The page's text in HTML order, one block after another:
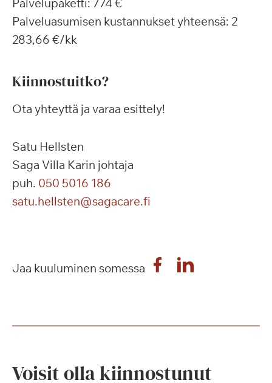
Palvelupaketti: 774 €
Palveluasumisen kustannukset yhteensä: 2
283,66 €/kk
Kiinnostuitko?
Ota yhteyttä ja varaa esittely!
Satu Hellsten
Saga Villa Karin johtaja
puh. 050 5016 186
satu.hellsten@sagacare.fi
Jaa kuuluminen somessa
Voisit olla kiinnostunut